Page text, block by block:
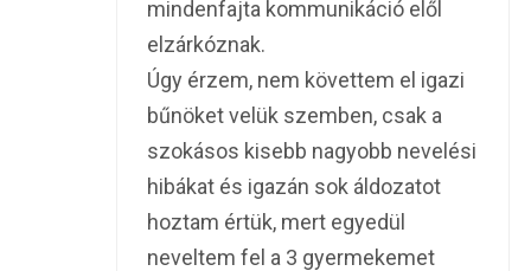
mindenfajta kommunikáció elől
elzárkóznak.
Úgy érzem, nem követtem el igazi
bűnöket velük szemben, csak a
szokásos kisebb nagyobb nevelési
hibákat és igazán sok áldozatot
hoztam értük, mert egyedül
neveltem fel a 3 gyermekemet